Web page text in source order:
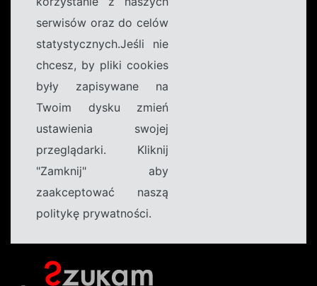
serwisów oraz do celów
statystycznych.Jeśli nie
chcesz, by pliki cookies
były zapisywane na
Twoim dysku zmień
ustawienia swojej
przeglądarki. Kliknij
"Zamknij" aby
zaakceptować naszą
politykę prywatności.